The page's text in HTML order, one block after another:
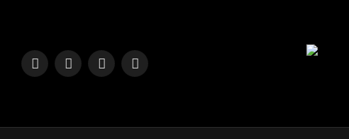
LinkedInFacebookInstagram
TikTok